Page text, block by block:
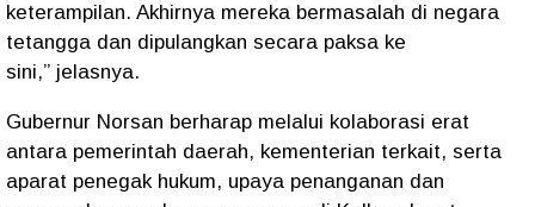
keterampilan. Akhirnya mereka bermasalah di negara
tetangga dan dipulangkan secara paksa ke
sini,” jelasnya.
Gubernur Norsan berharap melalui kolaborasi erat
antara pemerintah daerah, kementerian terkait, serta
aparat penegak hukum, upaya penanganan dan